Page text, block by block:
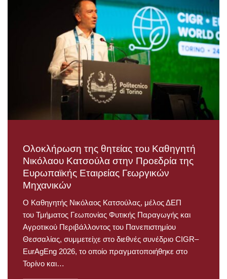
Ολοκλήρωση της θητείας του Καθηγητή
Νικόλαου Κατσούλα στην Προεδρία της
Ευρωπαϊκής Εταιρείας Γεωργικών
Μηχανικών
Ο Καθηγητής Νικόλαος Κατσούλας, μέλος ΔΕΠ
του Τμήματος Γεωπονίας Φυτικής Παραγωγής και
Αγροτικού Περιβάλλοντος του Πανεπιστημίου
Θεσσαλίας, συμμετείχε στο διεθνές συνέδριο CIGR–
EurAgEng 2026, το οποίο πραγματοποιήθηκε στο
Τορίνο και…